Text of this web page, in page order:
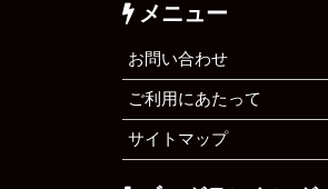
メニュー
お問い合わせ
ご利用にあたって
サイトマップ